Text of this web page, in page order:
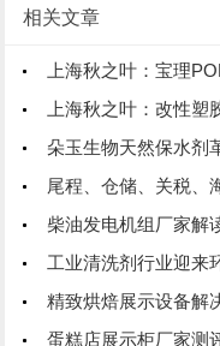
相关文章
上海秋之叶：宝理
上海秋之叶：改性
朵玉生物天然保水剂
尾程、仓储、关税、
柴油发电机组厂家解
工业清洗剂行业迎来环
精致烘焙展示设备解
蛋糕店展示柜厂家测